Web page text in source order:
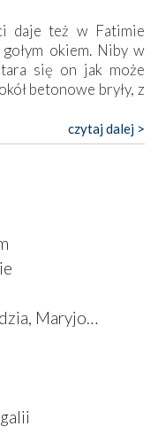
daje też w Fatimie
okiem. Niby w
się on jak może
betonowe bryły, z
z żywą,
szare bunkry albo
bardziej
o ustawionym
krzyżu, na którym
postać jakby
W kulturowym
karykatura niż godny
sanktuarium
Kościoła toczy
i o serca
może prowadzić,
mieście Obidos,
działa dzisiaj…
czytaj dalej >
Maryjo…